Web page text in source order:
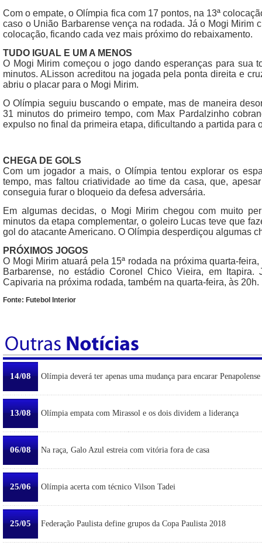
Com o empate, o Olímpia fica com 17 pontos, na 13ª
caso o União Barbarense vença na rodada. Já o Mogi Mirim
colocação, ficando cada vez mais próximo do rebaixamento.
TUDO IGUAL E UM A MENOS
O Mogi Mirim começou o jogo dando esperanças para sua
minutos. ALisson acreditou na jogada pela ponta direita e
abriu o placar para o Mogi Mirim.
O Olímpia seguiu buscando o empate, mas de maneira
31 minutos do primeiro tempo, com Max Pardalzinho
expulso no final da primeira etapa, dificultando a partida para
CHEGA DE GOLS
Com um jogador a mais, o Olímpia tentou explorar os
tempo, mas faltou criatividade ao time da casa, que,
conseguia furar o bloqueio da defesa adversária.
Em algumas decidas, o Mogi Mirim chegou com muito
minutos da etapa complementar, o goleiro Lucas teve que
gol do atacante Americano. O Olímpia desperdiçou algumas
PRÓXIMOS JOGOS
O Mogi Mirim atuará pela 15ª rodada na próxima quarta-
Barbarense, no estádio Coronel Chico Vieira, em
Capivaria na próxima rodada, também na quarta-feira, às 20h.
Fonte: Futebol Interior
14/08 Olímpia deverá ter apenas uma mudança para encarar Penapolense
13/08 Olímpia empata com Mirassol e os dois dividem a liderança
06/08 Na raça, Galo Azul estreia com vitória fora de casa
25/06 Olímpia acerta com técnico Vilson Tadei
25/05 Federação Paulista define grupos da Copa Paulista 2018